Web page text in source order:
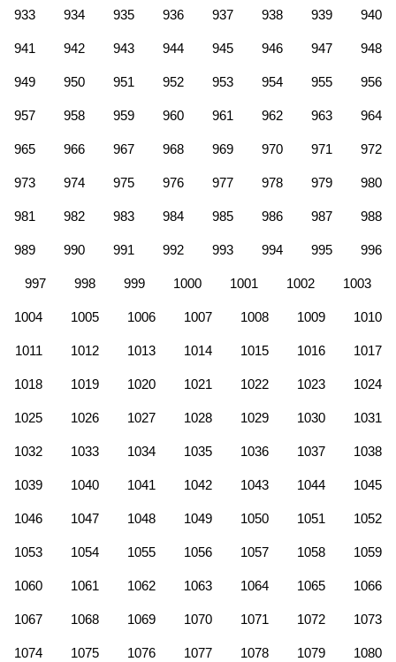
933 934 935 936 937 938 939 940
941 942 943 944 945 946 947 948
949 950 951 952 953 954 955 956
957 958 959 960 961 962 963 964
965 966 967 968 969 970 971 972
973 974 975 976 977 978 979 980
981 982 983 984 985 986 987 988
989 990 991 992 993 994 995 996
997 998 999 1000 1001 1002 1003
1004 1005 1006 1007 1008 1009 1010
1011 1012 1013 1014 1015 1016 1017
1018 1019 1020 1021 1022 1023 1024
1025 1026 1027 1028 1029 1030 1031
1032 1033 1034 1035 1036 1037 1038
1039 1040 1041 1042 1043 1044 1045
1046 1047 1048 1049 1050 1051 1052
1053 1054 1055 1056 1057 1058 1059
1060 1061 1062 1063 1064 1065 1066
1067 1068 1069 1070 1071 1072 1073
1074 1075 1076 1077 1078 1079 1080